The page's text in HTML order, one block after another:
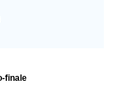
finale